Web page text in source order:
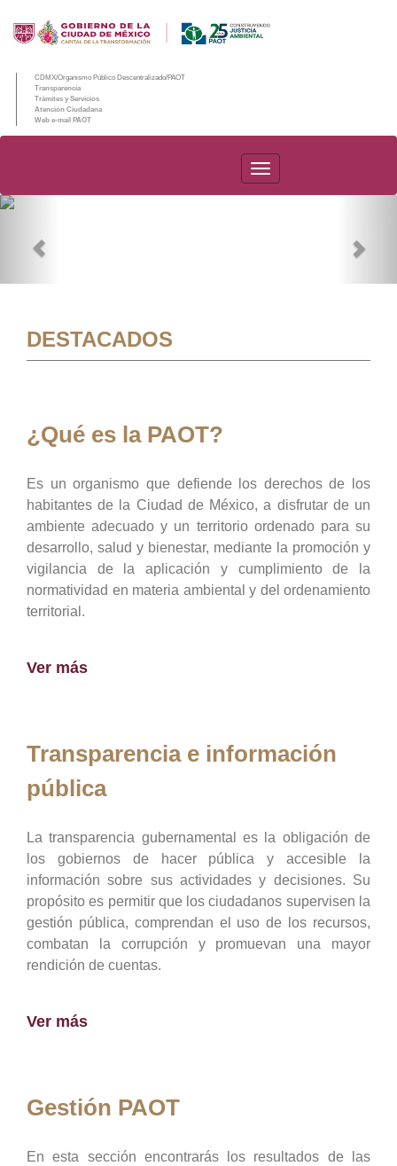
CDMX/Organismo Público Descentralizado/PAOT
Transparencia
Trámites y Servicios
Atención Ciudadana
Web e-mail PAOT
PAOT
DESTACADOS
¿Qué es la PAOT?
Es un organismo que defiende los derechos de los
habitantes de la Ciudad de México, a disfrutar de un
ambiente adecuado y un territorio ordenado para su
desarrollo, salud y bienestar, mediante la promoción y
vigilancia de la aplicación y cumplimiento de la
normatividad en materia ambiental y del ordenamiento
territorial.
Ver más
Transparencia e información
pública
La transparencia gubernamental es la obligación de
los gobiernos de hacer pública y accesible la
información sobre sus actividades y decisiones. Su
propósito es permitir que los ciudadanos supervisen la
gestión pública, comprendan el uso de los recursos,
combatan la corrupción y promuevan una mayor
rendición de cuentas.
Ver más
Gestión PAOT
En esta sección encontrarás los resultados de las